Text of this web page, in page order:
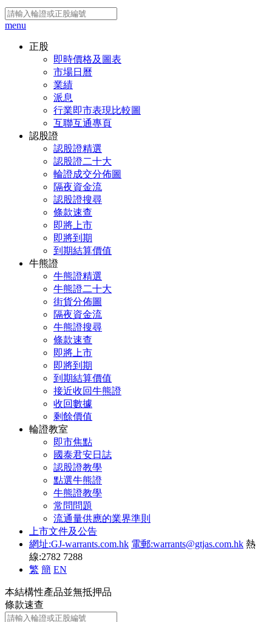
menu
正股
即時價格及圖表
市場日曆
業績
派息
行業即市表現比較圖
互聯互通專頁
認股證
認股證精選
認股證二十大
輪證成交分佈圖
隔夜資金流
認股證搜尋
條款速查
即將上市
即將到期
到期結算價值
牛熊證
牛熊證精選
牛熊證二十大
街貨分佈圖
隔夜資金流
牛熊證搜尋
條款速查
即將上市
即將到期
到期結算價值
接近收回牛熊證
收回數據
剩餘價值
輪證教室
即市焦點
國泰君安日誌
認股證教學
點選牛熊證
牛熊證教學
常問問題
流通量供應的業界準則
上市文件及公告
網址:GJ-warrants.com.hk 電郵:warrants@gtjas.com.hk 熱
線:2782 7288
繁 簡 EN
本結構性產品並無抵押品
條款速查